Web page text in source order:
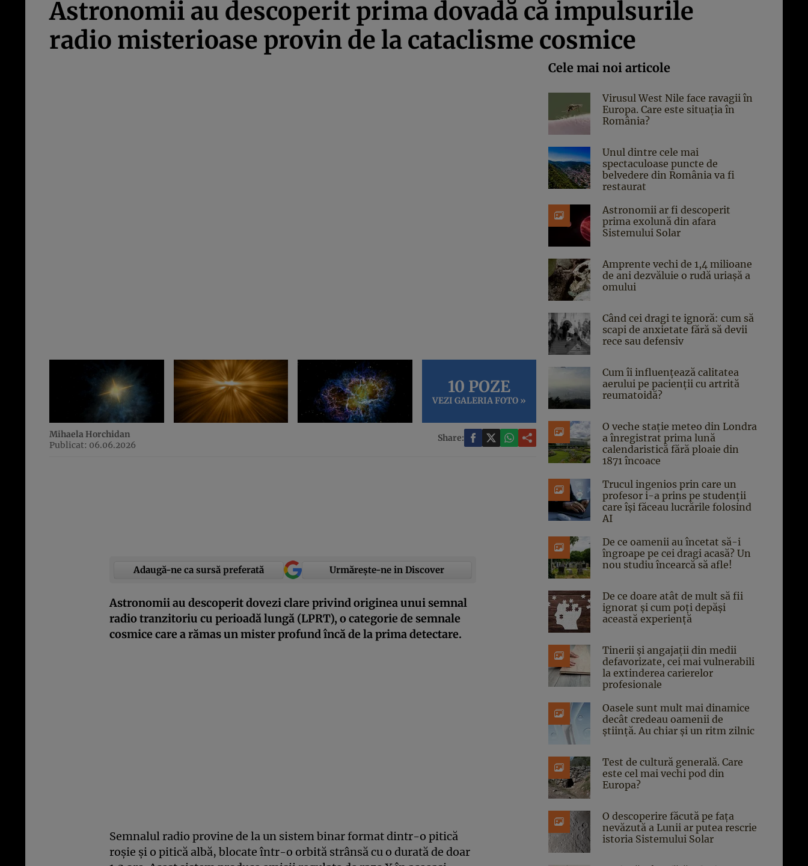
Astronomii au descoperit prima dovadă că impulsurile
radio misterioase provin de la cataclisme cosmice
10 POZE
VEZI GALERIA FOTO »
Mihaela Horchidan
Publicat: 06.06.2026
Share:
Adaugă-ne ca sursă preferată Urmărește-ne in Discover
Astronomii au descoperit dovezi clare privind originea unui semnal
radio tranzitoriu cu perioadă lungă (LPRT), o categorie de semnale
cosmice care a rămas un mister profund încă de la prima detectare.
Semnalul radio provine de la un sistem binar format dintr-o pitică
roșie și o pitică albă, blocate într-o orbită strânsă cu o durată de doar
Cele mai noi articole
Virusul West Nile face ravagii în
Europa. Care este situația în
România?
Unul dintre cele mai
spectaculoase puncte de
belvedere din România va fi
restaurat
Astronomii ar fi descoperit
prima exolună din afara
Sistemului Solar
Amprente vechi de 1,4 milioane
de ani dezvăluie o rudă uriașă a
omului
Când cei dragi te ignoră: cum să
scapi de anxietate fără să devii
rece sau defensiv
Cum îi influențează calitatea
aerului pe pacienții cu artrită
reumatoidă?
O veche stație meteo din Londra
a înregistrat prima lună
calendaristică fără ploaie din
1871 încoace
Trucul ingenios prin care un
profesor i-a prins pe studenții
care își făceau lucrările folosind
AI
De ce oamenii au încetat să-i
îngroape pe cei dragi acasă? Un
nou studiu încearcă să afle!
De ce doare atât de mult să fii
ignorat și cum poți depăși
această experiență
Tinerii și angajații din medii
defavorizate, cei mai vulnerabili
la extinderea carierelor
profesionale
Oasele sunt mult mai dinamice
decât credeau oamenii de
știință. Au chiar și un ritm zilnic
Test de cultură generală. Care
este cel mai vechi pod din
Europa?
O descoperire făcută pe fața
nevăzută a Lunii ar putea rescrie
istoria Sistemului Solar